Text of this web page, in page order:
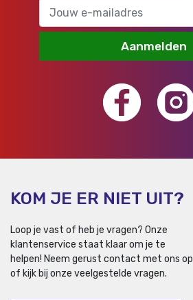
Aanmelden
KOM JE ER NIET UIT?
Loop je vast of heb je vragen? Onze
klantenservice staat klaar om je te
helpen! Neem gerust contact met ons op
of kijk bij onze veelgestelde vragen.